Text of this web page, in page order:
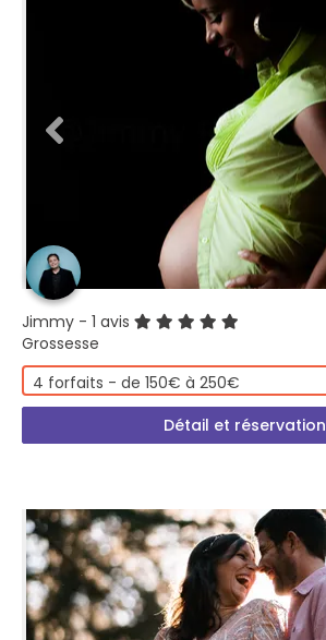
Jimmy - 1 avis
Grossesse
4 forfaits - de 150€ à 250€
Détail et réservation